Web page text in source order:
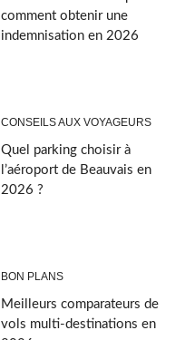
comment obtenir une
indemnisation en 2026
CONSEILS AUX VOYAGEURS
Quel parking choisir à
l’aéroport de Beauvais en
2026 ?
BON PLANS
Meilleurs comparateurs de
vols multi-destinations en